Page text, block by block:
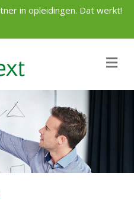
in opleidingen. Dat werkt!